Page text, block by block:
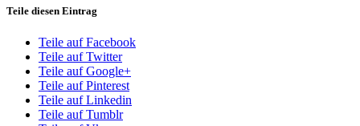
Teile diesen Eintrag
Teile auf Facebook
Teile auf Twitter
Teile auf Google+
Teile auf Pinterest
Teile auf Linkedin
Teile auf Tumblr